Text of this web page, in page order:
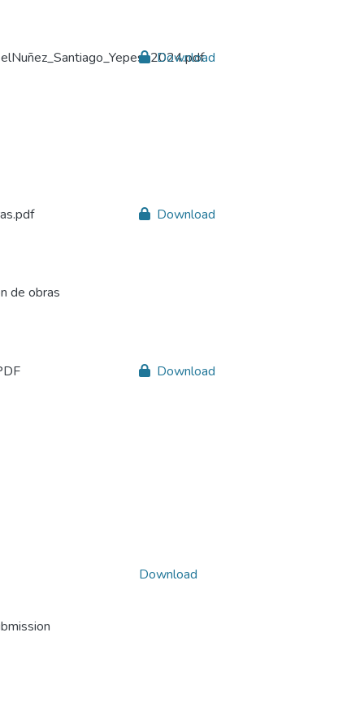
Download
de obras
Download
Download
Download